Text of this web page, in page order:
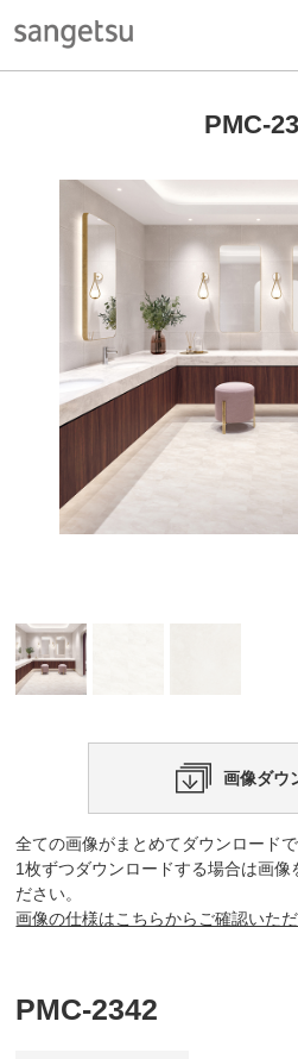
PMC-
画像ダウ
全ての画像がまとめてダウンロードで
1枚ずつダウンロードする場合は画像
ださい。
画像の仕様はこちらからご確認いただ
PMC-2342